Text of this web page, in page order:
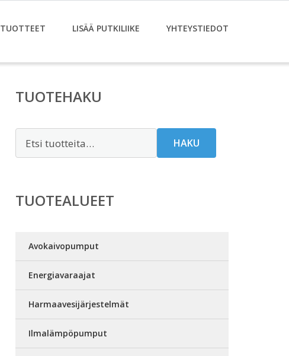
TUOTTEET LISÄÄ PUTKILIIKE YHTEYSTIEDOT
TUOTEHAKU
HAKU
TUOTEALUEET
Avokaivopumput
Energiavaraajat
Harmaavesijärjestelmät
Ilmalämpöpumput